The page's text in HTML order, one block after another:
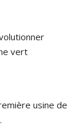
vert
usine de